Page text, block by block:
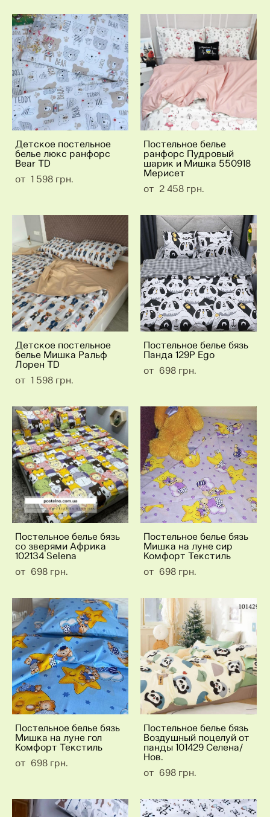
Детское постельное
белье люкс ранфорс
Bear TD
от 1 598 грн.
Постельное белье
ранфорс Пудровый
шарик и Мишка 550918
Мерисет
от 2 458 грн.
Детское постельное
белье Мишка Ральф
Лорен TD
от 1 598 грн.
Постельное белье бязь
Панда 129P Ego
от 698 грн.
Постельное белье бязь
со зверями Африка
102134 Selena
от 698 грн.
Постельное белье бязь
Мишка на луне сир
Комфорт Текстиль
от 698 грн.
Постельное белье бязь
Мишка на луне гол
Комфорт Текстиль
от 698 грн.
Постельное белье бязь
Воздушный поцелуй от
панды 101429 Селена/
Нов.
от 698 грн.